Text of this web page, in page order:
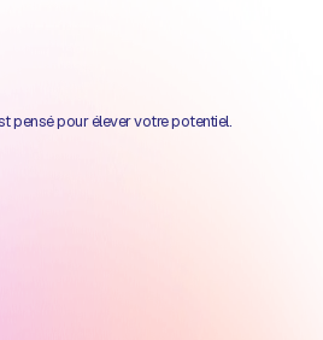
pensé pour élever votre potentiel.